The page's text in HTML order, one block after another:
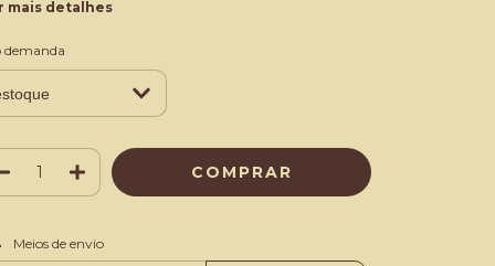
mais detalhes
demanda
para o CEP:
Meios de envio